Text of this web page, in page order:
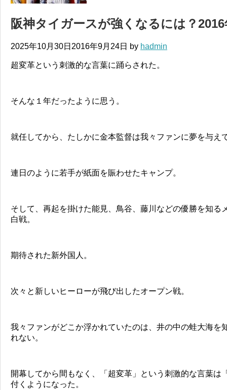
阪神タイガースが強くなるには？
2025年10月30日 2016年9月24日 by hadmin
超変革という刺激的な言葉に踊らされた。
そんな１年だったように思う。
就任してから、たしかに金本監督は我々ファンに夢を与え
連日のように若手が紙面を賑わせたキャンプ。
そして、再起を掛けた能見、鳥谷、藤川などの優勝を知る
白戦。
期待された新外国人。
次々と新しいヒーローが飛び出したオープン戦。
我々ファンがどこか浮かれていたのは、井の中の蛙大海を
れない。
開幕してから間もなく、「超変革」という刺激的な言葉は
付くようになった。